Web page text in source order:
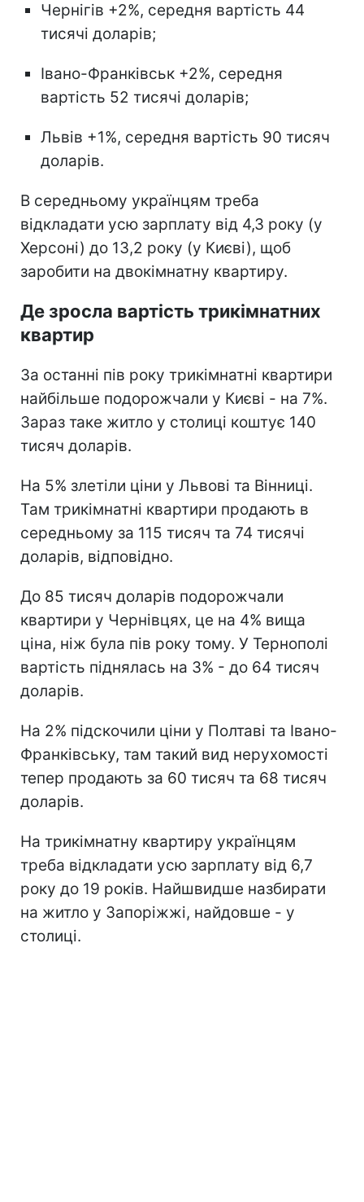
Чернігів +2%, середня вартість 44
тисячі доларів;
Івано-Франківськ +2%, середня
вартість 52 тисячі доларів;
Львів +1%, середня вартість 90 тисяч
доларів.
В середньому українцям треба
відкладати усю зарплату від 4,3 року (у
Херсоні) до 13,2 року (у Києві), щоб
заробити на двокімнатну квартиру.
Де зросла вартість трикімнатних
квартир
За останні пів року трикімнатні квартири
найбільше подорожчали у Києві - на 7%.
Зараз таке житло у столиці коштує 140
тисяч доларів.
На 5% злетіли ціни у Львові та Вінниці.
Там трикімнатні квартири продають в
середньому за 115 тисяч та 74 тисячі
доларів, відповідно.
До 85 тисяч доларів подорожчали
квартири у Чернівцях, це на 4% вища
ціна, ніж була пів року тому. У Тернополі
вартість піднялась на 3% - до 64 тисяч
доларів.
На 2% підскочили ціни у Полтаві та Івано-
Франківську, там такий вид нерухомості
тепер продають за 60 тисяч та 68 тисяч
доларів.
На трикімнатну квартиру українцям
треба відкладати усю зарплату від 6,7
року до 19 років. Найшвидше назбирати
на житло у Запоріжжі, найдовше - у
столиці.